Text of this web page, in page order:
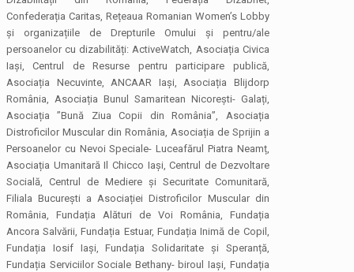
Confederația Caritas, Rețeaua Romanian Women’s Lobby
și organizațiile de Drepturile Omului și pentru/ale
persoanelor cu dizabilități: ActiveWatch, Asociația Civica
Iași, Centrul de Resurse pentru participare publică,
Asociația Necuvinte, ANCAAR Iași, Asociația Blijdorp
România, Asociația Bunul Samaritean Nicorești- Galați,
Asociația ”Bună Ziua Copii din România”, Asociația
Distroficilor Muscular din România, Asociația de Sprijin a
Persoanelor cu Nevoi Speciale- Luceafărul Piatra Neamț,
Asociația Umanitară Il Chicco Iași, Centrul de Dezvoltare
Socială, Centrul de Mediere și Securitate Comunitară,
Filiala București a Asociației Distroficilor Muscular din
România, Fundația Alături de Voi România, Fundația
Ancora Salvării, Fundația Estuar, Fundația Inimă de Copil,
Fundația Iosif Iași, Fundația Solidaritate și Speranță,
Fundația Serviciilor Sociale Bethany- biroul Iași, Fundația